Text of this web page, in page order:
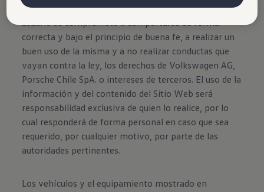
Al ingresar, navegar y hacer uso del Sitio Web, el
usuario se compromete a comportarse de forma
correcta y bajo el principio de buena fe, a realizar un
buen uso de la misma y a no realizar conductas que
vayan contra la ley, los derechos de Volkswagen AG,
Porsche Chile SpA. o intereses de terceros. El uso de la
información y del contenido del Sitio Web será
responsabilidad exclusiva de quien lo realice, por lo
cual responderá de forma personal en caso que sea
requerido, por cualquier motivo, por parte de las
autoridades pertinentes.
Los vehículos y el equipamiento mostrado en